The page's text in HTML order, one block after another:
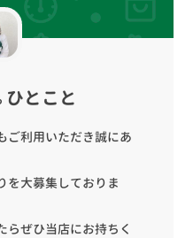
ひとこと
ご利用いただき誠にあ
を大募集しておりま
らぜひ当店にお持ちく